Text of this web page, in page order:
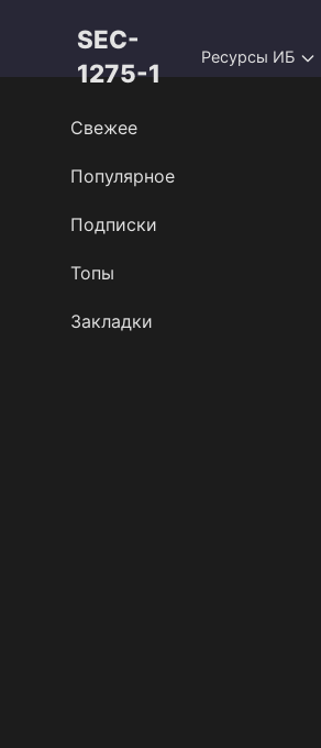
SEC-
1275-1
Ресурсы ИБ
Свежее
Популярное
Подписки
Топы
Закладки